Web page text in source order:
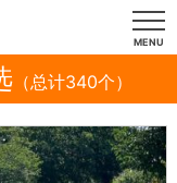
MENU
（总计340个）